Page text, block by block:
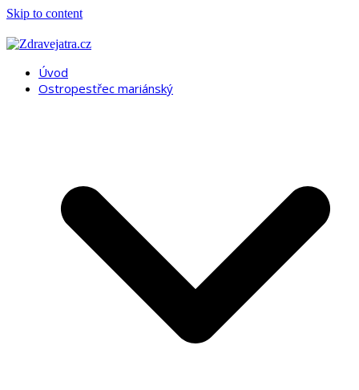
Skip to content
Úvod
Ostropestřec mariánský